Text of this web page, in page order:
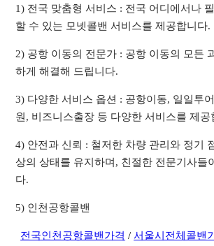
1) 전국 맞춤형 서비스 : 전국 어디에서나
할 수 있는 모넷콜밴 서비스를 제공합니다.
2) 공항 이동의 전문가 : 공항 이동의 모든
하게 해결해 드립니다.
3) 다양한 서비스 옵션 : 공항이동, 일일투
원, 비즈니스출장 등 다양한 서비스를 제공
4) 안전과 신뢰 : 철저한 차량 관리와 정기
상의 상태를 유지하며, 친절한 전문기사들
다.
5) 인천공항콜밴
전국인천공항콜밴가격 /서울시전체콜밴